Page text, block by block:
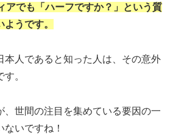
アでも「ハーフですか？」という質
うです。
本人であると知った人は、その意外
。
、世間の注目を集めている要因の一
いですね！